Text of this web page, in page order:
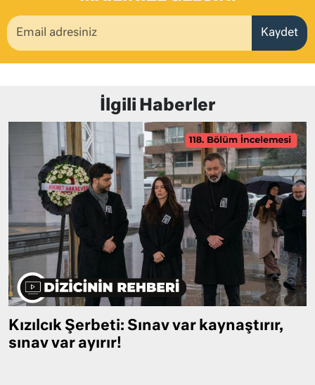
Kaydet
İlgili Haberler
Kızılcık Şerbeti: Sınav var kaynaştırır,
sınav var ayırır!